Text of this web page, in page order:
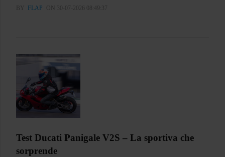
BY FLAP ON 30-07-2026 08:49:37
Test Ducati Panigale V2S – La sportiva che
sorprende